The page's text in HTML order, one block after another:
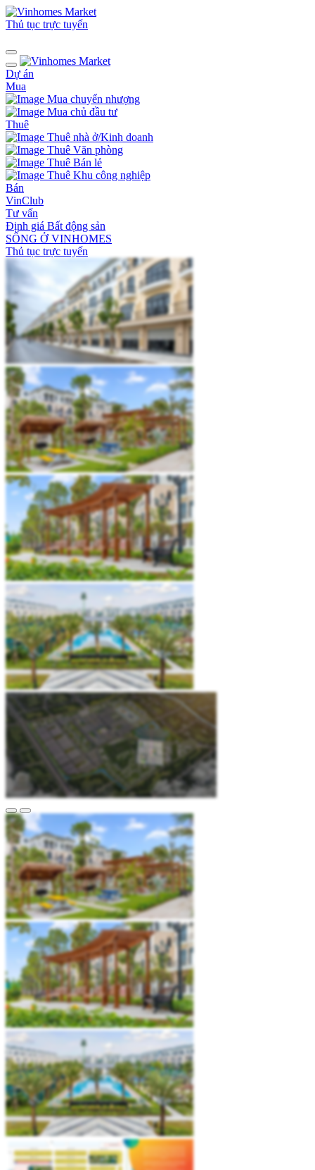
Thủ tục trực tuyến
Dự án
Mua
Mua chuyển nhượng
Mua chủ đầu tư
Thuê
Thuê nhà ở/Kinh doanh
Thuê Văn phòng
Thuê Bán lẻ
Thuê Khu công nghiệp
Bán
VinClub
Tư vấn
Định giá Bất động sản
SỐNG Ở VINHOMES
Thủ tục trực tuyến